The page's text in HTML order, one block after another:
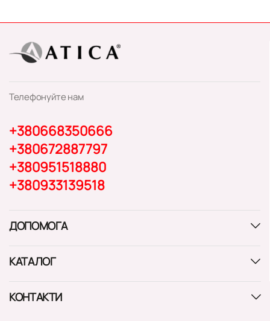
Телефонуйте нам
+380668350666
+380672887797
+380951518880
+380933139518
ДОПОМОГА
КАТАЛОГ
КОНТАКТИ